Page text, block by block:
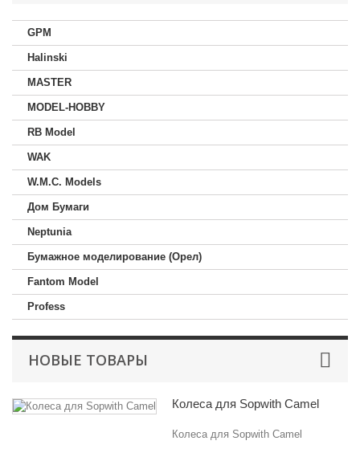
GPM
Halinski
MASTER
MODEL-HOBBY
RB Model
WAK
W.M.C. Models
Дом Бумаги
Neptunia
Бумажное моделирование (Орел)
Fantom Model
Profess
НОВЫЕ ТОВАРЫ
Колеса для Sopwith Camel
Колеса для Sopwith Camel